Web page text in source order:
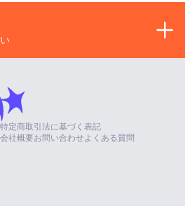
特定商取引法に基づく表記
会社概要お問い合わせ よくある質問